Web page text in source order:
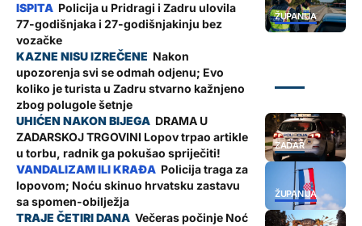
ŽUPANIJA
Policija u Pridragi i Zadru ulovila
77-godišnjaka i 27-godišnjakinju bez
vozačke
Nakon
upozorenja svi se odmah odjenu; Evo
koliko je turista u Zadru stvarno kažnjeno
zbog polugole šetnje
ZADAR
DRAMA U
ZADARSKOJ TRGOVINI Lopov trpao artikle
u torbu, radnik ga pokušao spriječiti!
ŽUPANIJA
Policija traga za
lopovom; Noću skinuo hrvatsku zastavu
sa spomen-obilježja
Večeras počinje Noć